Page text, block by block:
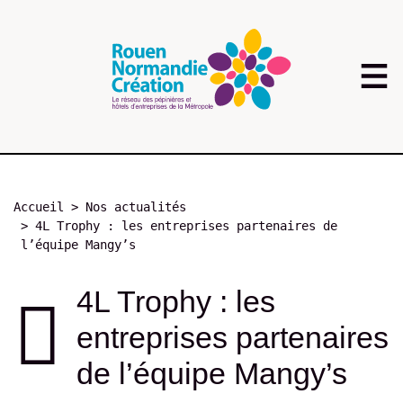
Fil
d'Ariane
Accueil
Nos actualités
4L Trophy : les entreprises partenaires de
l’équipe Mangy’s
4L Trophy : les
entreprises partenaires
de l’équipe Mangy’s